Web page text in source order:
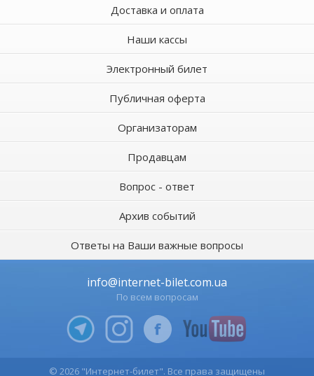
Доставка и оплата
Наши кассы
Электронный билет
Публичная оферта
Организаторам
Продавцам
Вопрос - ответ
Архив событий
Ответы на Ваши важные вопросы
info@internet-bilet.com.ua
По всем вопросам
© 2026 "Интернет-билет". Все права защищены